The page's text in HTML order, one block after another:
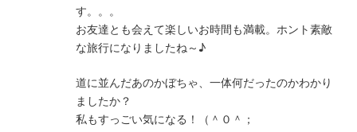
す。。。
お友達とも会えて楽しいお時間も満載。ホント素敵
な旅行になりましたね～♪
道に並んだあのかぼちゃ、一体何だったのかわかり
ましたか？
私もすっごい気になる！（＾０＾；